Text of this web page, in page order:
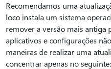
Recomendamos uma
loco instala um sistema
remover a versão mais antiga
aplicativos e configurações
maneiras de realizar uma
concentrar apenas no seguinte: